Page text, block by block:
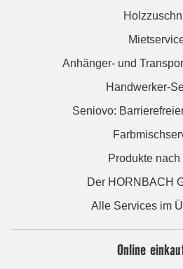
Anhänger- und
Handwerker-
Seniovo:
Produkte nach
Der HORNBACH
Alle Services im
Online